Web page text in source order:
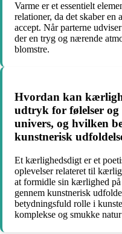
Varme er et essentielt
relationer, da det skaber
accept. Når parterne
der en tryg og nærende
blomstre.
Hvordan kan
udtryk for følelser og
univers, og hvilken
kunstnerisk
Et kærlighedsdigt er et
oplevelser relateret til
at formidle sin kærlighed på
gennem kunstnerisk
betydningsfuld rolle i
komplekse og smukke